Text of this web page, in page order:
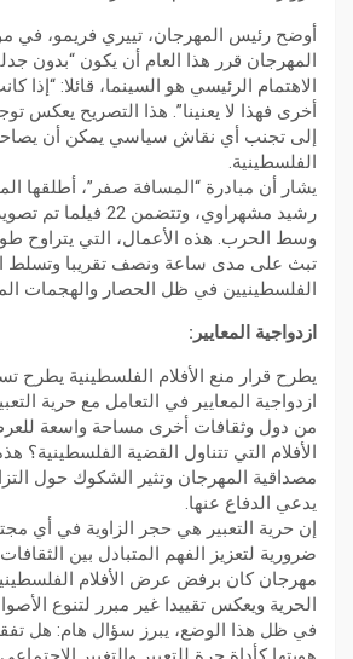
أوضح رئيس المهرجان، تييري فريمو، في
المهرجان قرر هذا العام أن يكون “بدون
الاهتمام الرئيسي هو السينما، قائلا: “إذا
أخرى فهذا لا يعنينا”. هذا التصريح يعكس
إلى تجنب أي نقاش سياسي يمكن أن
الفلسطينية.
يشار أن مبادرة “المسافة صفر”، أطلقها
رشيد مشهراوي، وتتضمن
تبث على مدى ساعة ونصف تقريبا وتسلط
الفلسطينيين في ظل الحصار والهجمات
ازدواجية المعايير:
يطرح قرار منع الأفلام الفلسطينية يطرح
ازدواجية المعايير في التعامل مع حرية
من دول وثقافات أخرى مساحة واسعة
الأفلام التي تتناول القضية الفلسطينية؟
مصداقية المهرجان وتثير الشكوك حول
يدعي الدفاع عنها.
إن حرية التعبير هي حجر الزاوية في أي
ضرورية لتعزيز الفهم المتبادل بين
مهرجان كان برفض عرض الأفلام
الحرية ويعكس تقييدا غير مبرر لتنوع
في ظل هذا الوضع، يبرز سؤال هام: هل